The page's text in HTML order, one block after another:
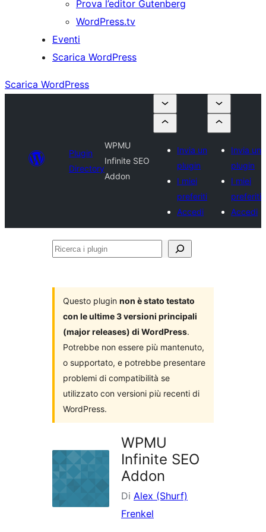
Prova l’editor Gutenberg
WordPress.tv
Eventi
Scarica WordPress
Scarica WordPress
Plugin
Directory
WPMU
Infinite SEO
Addon
Invia un
plugin
I miei
preferiti
Accedi
Invia un
plugin
I miei
preferiti
Accedi
Ricerca
Questo plugin non è stato testato
con le ultime 3 versioni principali
(major releases) di WordPress.
Potrebbe non essere più mantenuto,
o supportato, e potrebbe presentare
problemi di compatibilità se
utilizzato con versioni più recenti di
WordPress.
WPMU
Infinite SEO
Addon
Di Alex (Shurf)
Frenkel